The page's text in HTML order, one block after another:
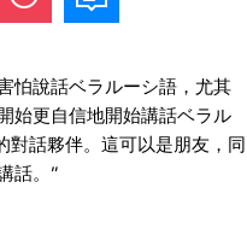
怕說話ベラルーシ語，尤其
始更自信地開始講話ベラル
對話夥伴。這可以是朋友，同
話。”